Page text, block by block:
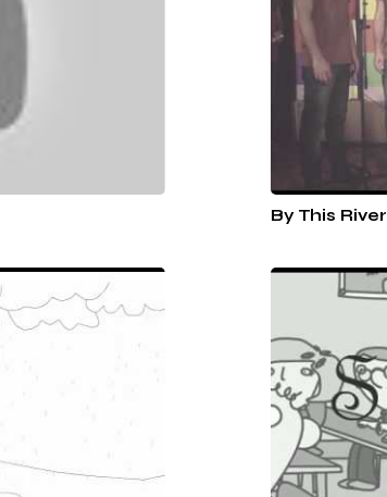
By This River